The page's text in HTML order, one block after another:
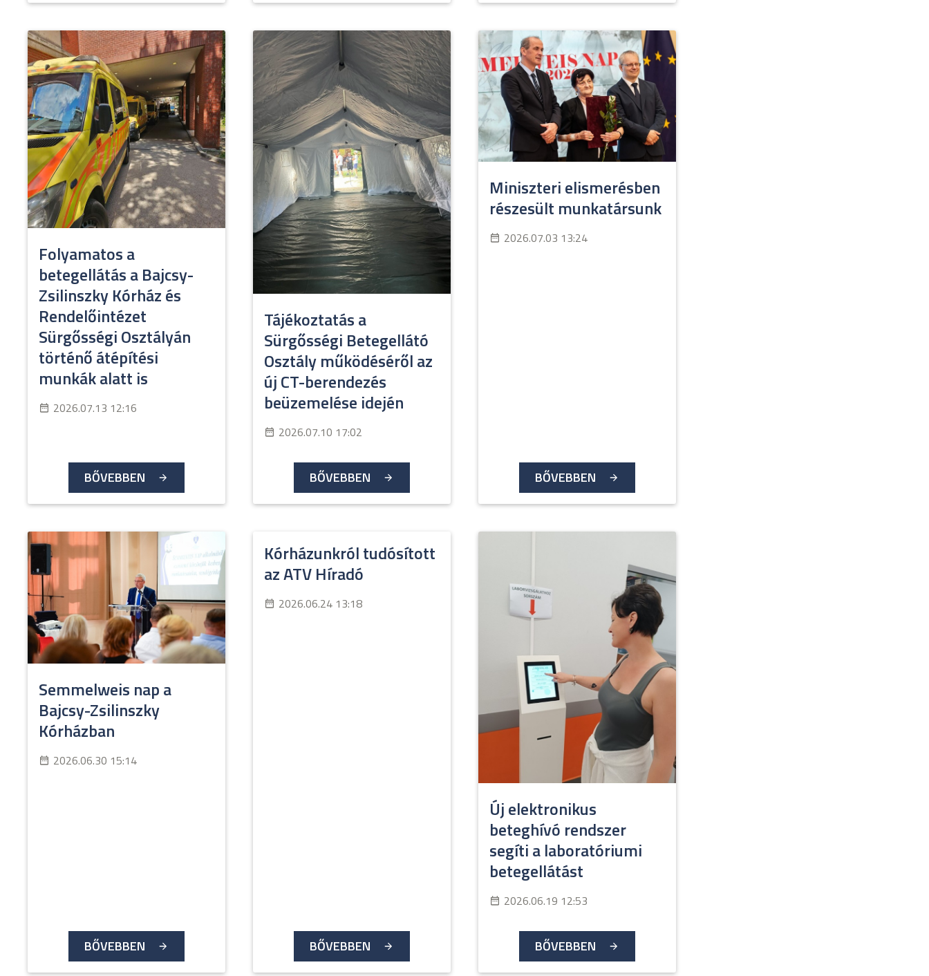
Folyamatos a
betegellátás a Bajcsy-
Zsilinszky Kórház és
Rendelőintézet
Sürgősségi Osztályán
történő átépítési
munkák alatt is
2026.07.13 12:16
BŐVEBBEN
Tájékoztatás a
Sürgősségi Betegellátó
Osztály működéséről az
új CT-berendezés
beüzemelése idején
2026.07.10 17:02
BŐVEBBEN
Miniszteri elismerésben
részesült munkatársunk
2026.07.03 13:24
BŐVEBBEN
Semmelweis nap a
Bajcsy-Zsilinszky
Kórházban
2026.06.30 15:14
BŐVEBBEN
Kórházunkról tudósított
az ATV Híradó
2026.06.24 13:18
BŐVEBBEN
Új elektronikus
beteghívó rendszer
segíti a laboratóriumi
betegellátást
2026.06.19 12:53
BŐVEBBEN